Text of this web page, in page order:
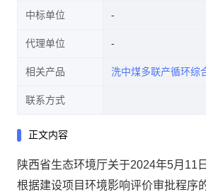
中标单位
代理单位
相关产品 洗中煤多联产循环综
联系方式
正文内容
陕西省生态环境厅关于2024年5月11
根据建设项目环境影响评价审批程序